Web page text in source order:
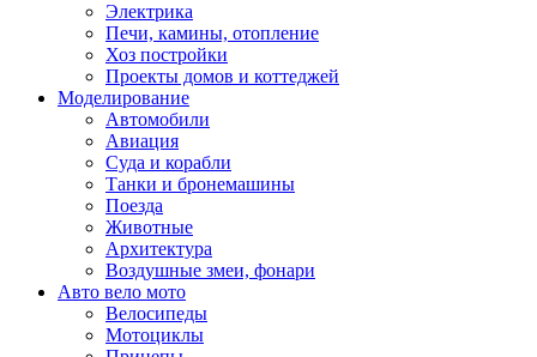
Электрика
Печи, камины, отопление
Хоз постройки
Проекты домов и коттеджей
Моделирование
Автомобили
Авиация
Суда и корабли
Танки и бронемашины
Поезда
Животные
Архитектура
Воздушные змеи, фонари
Авто вело мото
Велосипеды
Мотоциклы